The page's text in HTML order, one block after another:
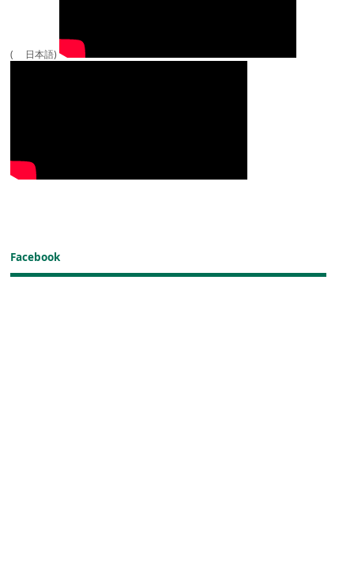
( 日本語)
Facebook